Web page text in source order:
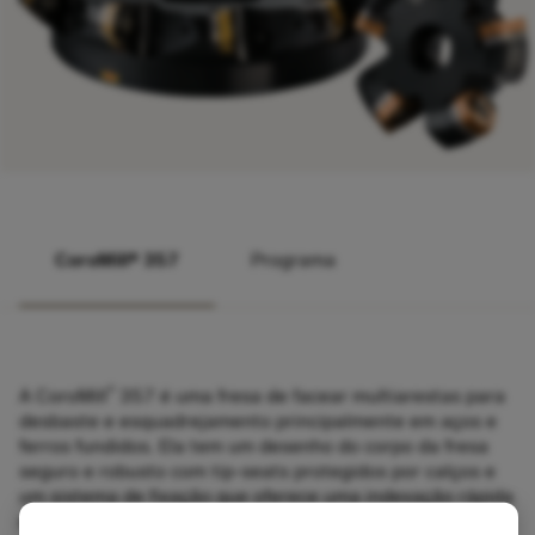
CoroMill® 357 Programa
A CoroMill
357 é uma fresa de facear multiarestas para
desbaste e esquadrejamento principalmente em aços e
ferros fundidos. Ela tem um desenho do corpo da fresa
seguro e robusto com tip-seats protegidos por calços e
um sistema de fixação que oferece uma indexação rápida
e fácil da pastilha.